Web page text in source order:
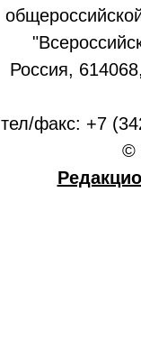
Россия,
тел/факс: +7
©